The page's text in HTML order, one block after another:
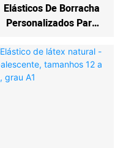
Elásticos De Borracha
Personalizados Para
Alta Qualidade, Com 38
Mm De Diâmetro.